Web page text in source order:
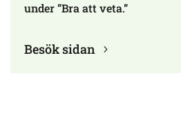
under ”Bra att veta.”
Besök sidan